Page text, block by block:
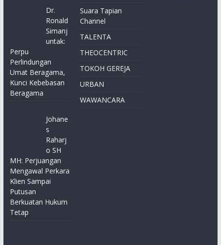
Dr.
Ronald
Simanj
untak:
Perpu
Perlindungan
Umat Beragama,
Kunci Kebebasan
Beragama
Johane
s
Raharj
o SH
MH: Perjuangan
Mengawal Perkara
Klien Sampai
Putusan
Berkuatan Hukum
Tetap
Suara Tapian
Channel
TALENTA
THEOCENTRIC
TOKOH GEREJA
URBAN
WAWANCARA